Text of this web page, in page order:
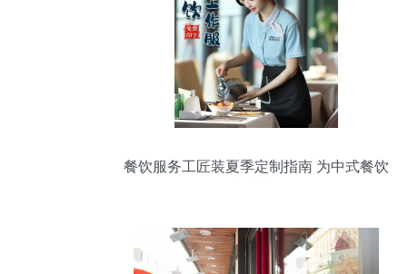
餐饮服务工匠装夏季定制指南 为中式餐饮